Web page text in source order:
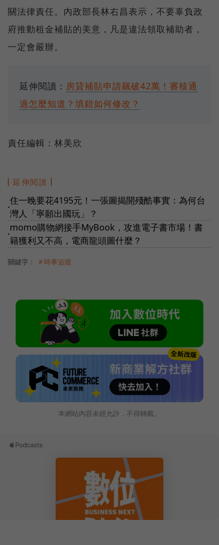
關法律責任。內政部長林右昌表示，不要辜負政
府推動租金補貼的美意，凡是違法領取補助者，
一定會嚴辦。
延伸閱讀： 房貸補貼申請飆破42萬！審核通
過怎麼知道？填錯如何修改？
責任編輯：林美欣
延伸閱讀
●
住一晚要花4195元！一張圖揭開殘酷事實：為何台
灣人「寧願出國玩」？
●
momo購物網接手MyBook，攻進電子書市場！書
籍獲利又不高，電商龍頭圖什麼？
關鍵字： ＃時事追蹤
本網站內容未經允許，不得轉載。